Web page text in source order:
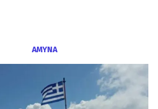
ΑΜΥΝΑ